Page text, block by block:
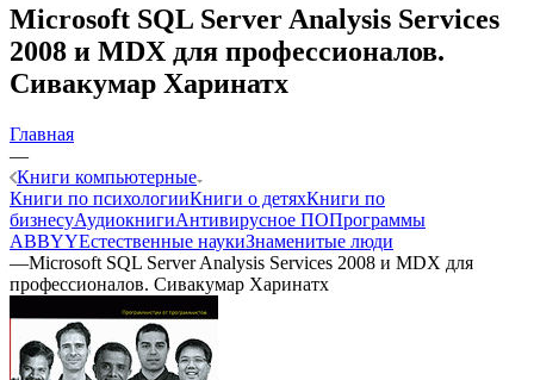
Microsoft SQL Server Analysis Services
2008 и MDX для профессионалов.
Сивакумар Харинатх
Главная
—
Книги компьютерные
Книги по психологииКниги о детяхКниги по
бизнесуАудиокнигиАнтивирусное ПОПрограммы
ABBYYЕстественные наукиЗнаменитые люди
—Microsoft SQL Server Analysis Services 2008 и MDX для
профессионалов. Сивакумар Харинатх